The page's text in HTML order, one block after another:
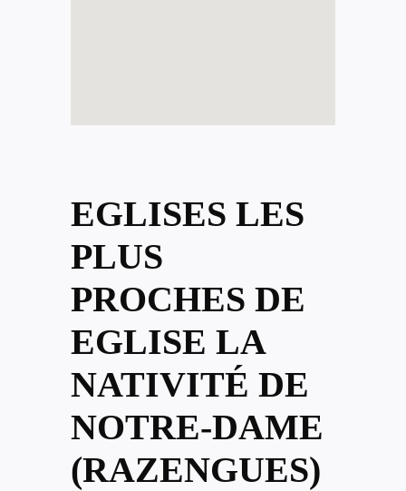
EGLISES LES
PLUS
PROCHES DE
EGLISE LA
NATIVITÉ DE
NOTRE-DAME
(RAZENGUES)